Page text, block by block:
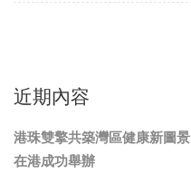
近期內容
港珠雙擎共築灣區健康新圖
在港成功舉辦